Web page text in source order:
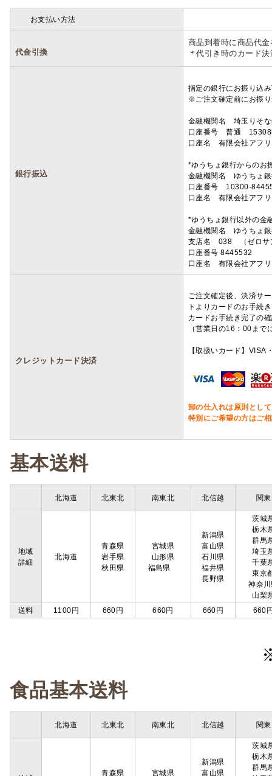
お支払い方法
代金引換
商品到着時に商品代
＊代引き時のカード
銀行振込
指定の銀行にお振り込
※ご注文確定前にお振
金融機関名 埼玉りそ
口座番号 普通
口座名 有限会社アフ
*ゆうちょ銀行からのお
金融機関名 ゆうちょ
口座番号 10300-
口座名 有限会社アフ
*ゆうちょ銀行以外の金
金融機関名 ゆうちょ
支店名 038 （ゼロサ
口座番号 8445532
口座名 有限会社アフ
クレジットカード決済
ご注文確定後、決済サ
トよりカードのお手続
カードお手続き完了の
（営業日の16：00ま
【取扱いカード】
卸の仕入れは原則とし
特別にご希望の方はご
基本送料
北海道 北東北 南東北 北信越 関東
地域
詳細
北海道
青森県
岩手県
秋田県
宮城県
山形県
福島県
新潟県
富山県
石川県
福井県
長野県
茨城
栃木
群馬
埼玉
千葉
東京
神奈
山梨
送料
1100円 660円 660円 660円 660
食品基本送料
北海道 北東北 南東北 北信越 関東
青森県 宮城県
新潟県
富山県
茨城
栃木
群馬